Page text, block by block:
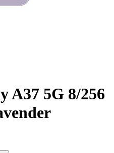
A37 5G 8/256